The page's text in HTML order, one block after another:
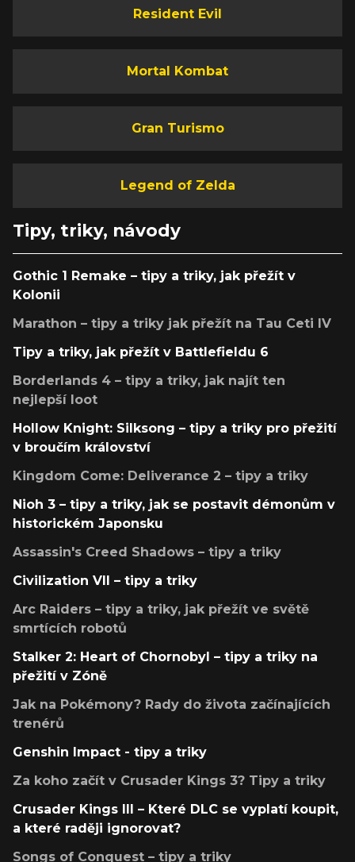
Resident Evil
Mortal Kombat
Gran Turismo
Legend of Zelda
Tipy, triky, návody
Gothic 1 Remake – tipy a triky, jak přežít v
Kolonii
Marathon – tipy a triky jak přežít na Tau Ceti IV
Tipy a triky, jak přežít v Battlefieldu 6
Borderlands 4 – tipy a triky, jak najít ten
nejlepší loot
Hollow Knight: Silksong – tipy a triky pro přežití
v broučím království
Kingdom Come: Deliverance 2 – tipy a triky
Nioh 3 – tipy a triky, jak se postavit démonům v
historickém Japonsku
Assassin's Creed Shadows – tipy a triky
Civilization VII – tipy a triky
Arc Raiders – tipy a triky, jak přežít ve světě
smrtících robotů
Stalker 2: Heart of Chornobyl – tipy a triky na
přežití v Zóně
Jak na Pokémony? Rady do života začínajících
trenérů
Genshin Impact - tipy a triky
Za koho začít v Crusader Kings 3? Tipy a triky
Crusader Kings III – Které DLC se vyplatí koupit,
a které raději ignorovat?
Songs of Conquest – tipy a triky